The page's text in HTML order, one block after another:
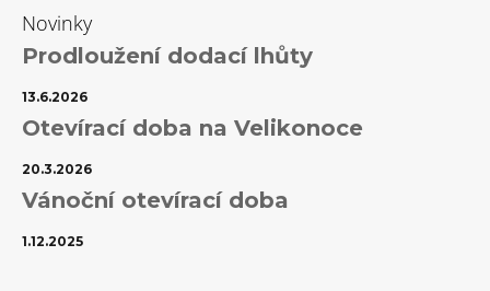
Novinky
Prodloužení dodací lhůty
13.6.2026
Otevírací doba na Velikonoce
20.3.2026
Vánoční otevírací doba
1.12.2025